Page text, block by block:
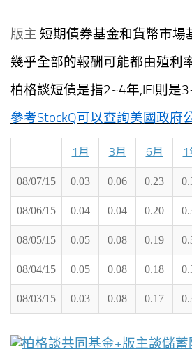
版主:短期債券基金和貨幣市場
幾乎全部的報酬可能都由殖利
柏格談短債是指2~4年,IEI則是
參考StockQ可以查詢美國政府
1月 3月 6月
08/07/15 0.03 0.06 0.23
08/06/15 0.04 0.04 0.20
08/05/15 0.05 0.08 0.19
08/04/15 0.05 0.08 0.18
08/03/15 0.03 0.08 0.17